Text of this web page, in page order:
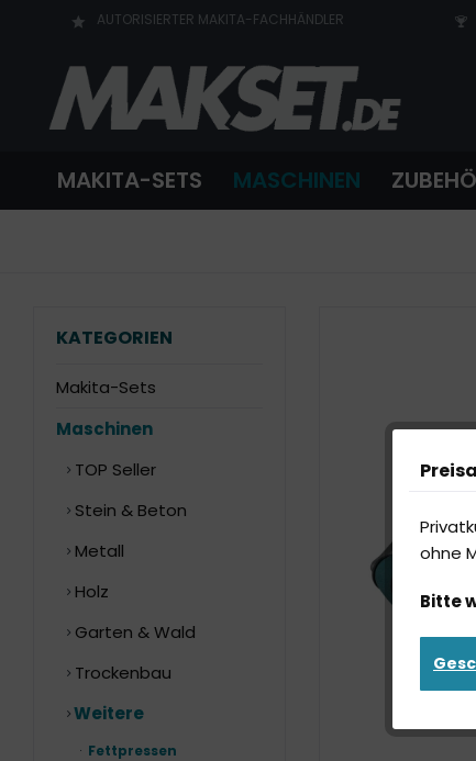
AUTORISIERTER MAKITA-FACHHÄNDLER
MAKITA-SETS MASCHINEN
KATEGORIEN
Makita-Sets
Maschinen
TOP Seller
Stein & Beton
Metall
Holz
Garten & Wald
Trockenbau
Weitere
Fettpressen
ohne
Bitte